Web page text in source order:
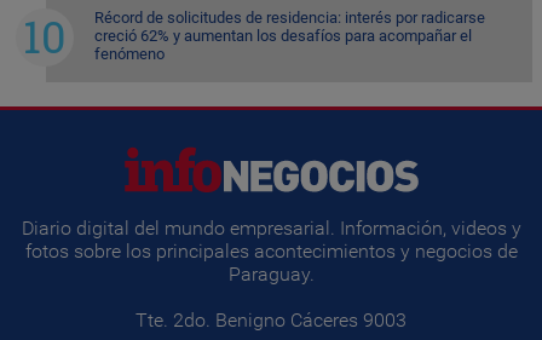
Récord de solicitudes de residencia: interés por radicarse
creció 62% y aumentan los desafíos para acompañar el
fenómeno
Diario digital del mundo empresarial. Información, videos y
fotos sobre los principales acontecimientos y negocios de
Paraguay.
Tte. 2do. Benigno Cáceres 9003